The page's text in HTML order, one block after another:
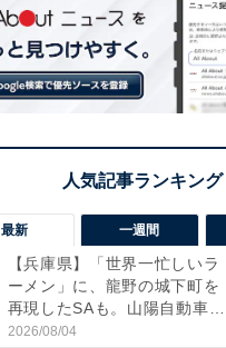
最新 一週間
【兵庫県】「世界一忙しいラ
ーメン」に、龍野の城下町を
再現したSAも。山陽自動車
道...
2026/08/04